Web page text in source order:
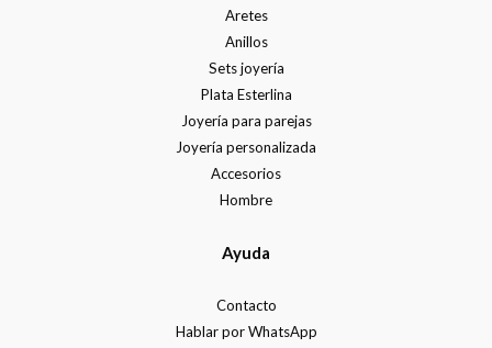
Aretes
Anillos
Sets joyería
Plata Esterlina
Joyería para parejas
Joyería personalizada
Accesorios
Hombre
Ayuda
Contacto
Hablar por WhatsApp